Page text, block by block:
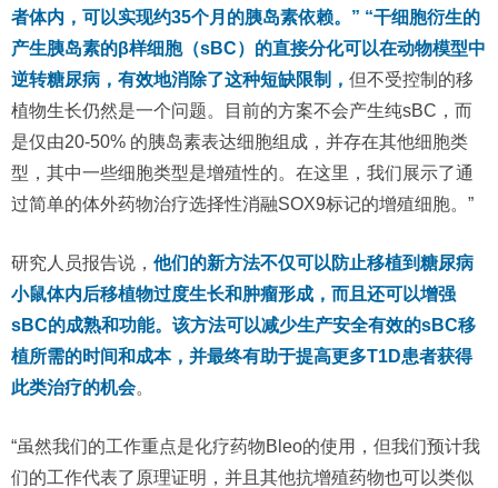
者体内，可以实现约35个月的胰岛素依赖。” “干细胞衍生的
产生胰岛素的β样细胞（sBC）的直接分化可以在动物模型中
逆转糖尿病，有效地消除了这种短缺限制， 但不受控制的移
植物生长仍然是一个问题。目前的方案不会产生纯sBC，而
是仅由20-50% 的胰岛素表达细胞组成，并存在其他细胞类
型，其中一些细胞类型是增殖性的。在这里，我们展示了通
过简单的体外药物治疗选择性消融SOX9标记的增殖细胞。”
研究人员报告说， 他们的新方法不仅可以防止移植到糖尿病
小鼠体内后移植物过度生长和肿瘤形成，而且还可以增强
sBC的成熟和功能。该方法可以减少生产安全有效的sBC移
植所需的时间和成本，并最终有助于提高更多T1D患者获得
此类治疗的机会。
“虽然我们的工作重点是化疗药物Bleo的使用，但我们预计我
们的工作代表了原理证明，并且其他抗增殖药物也可以类似